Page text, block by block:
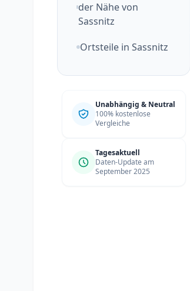
der Nähe von
Sassnitz
Ortsteile in Sassnitz
Unabhängig & Neutral
100% kostenlose
Vergleiche
Tagesaktuell
Daten-Update am
September 2025